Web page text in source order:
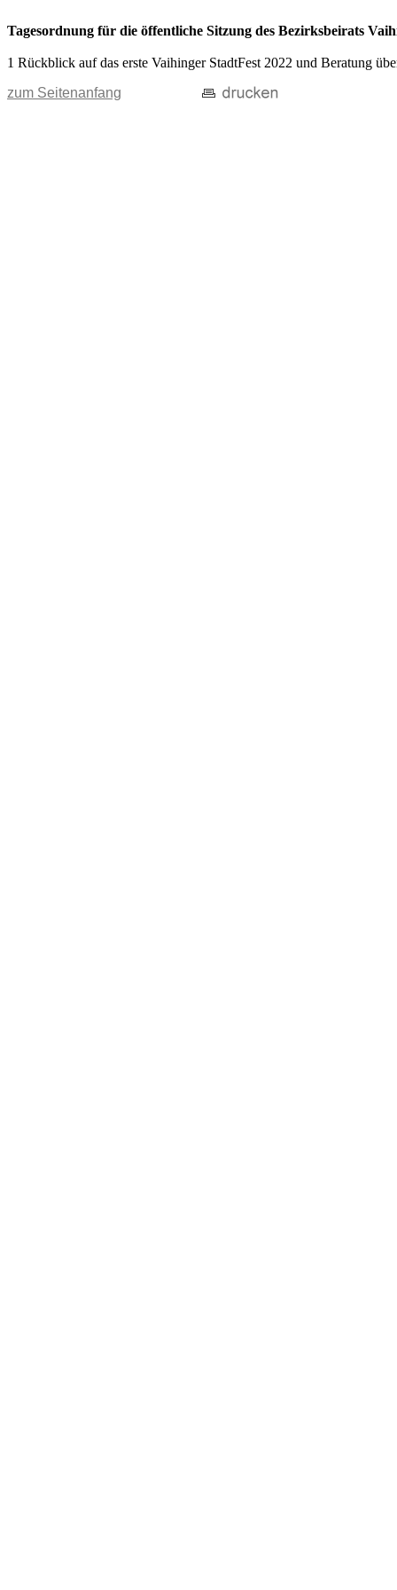
Tagesordnung für die öffentliche Sitzung des Bezirksbeirats
1 Rückblick auf das erste Vaihinger StadtFest 2022 und Beratung
zum Seitenanfang